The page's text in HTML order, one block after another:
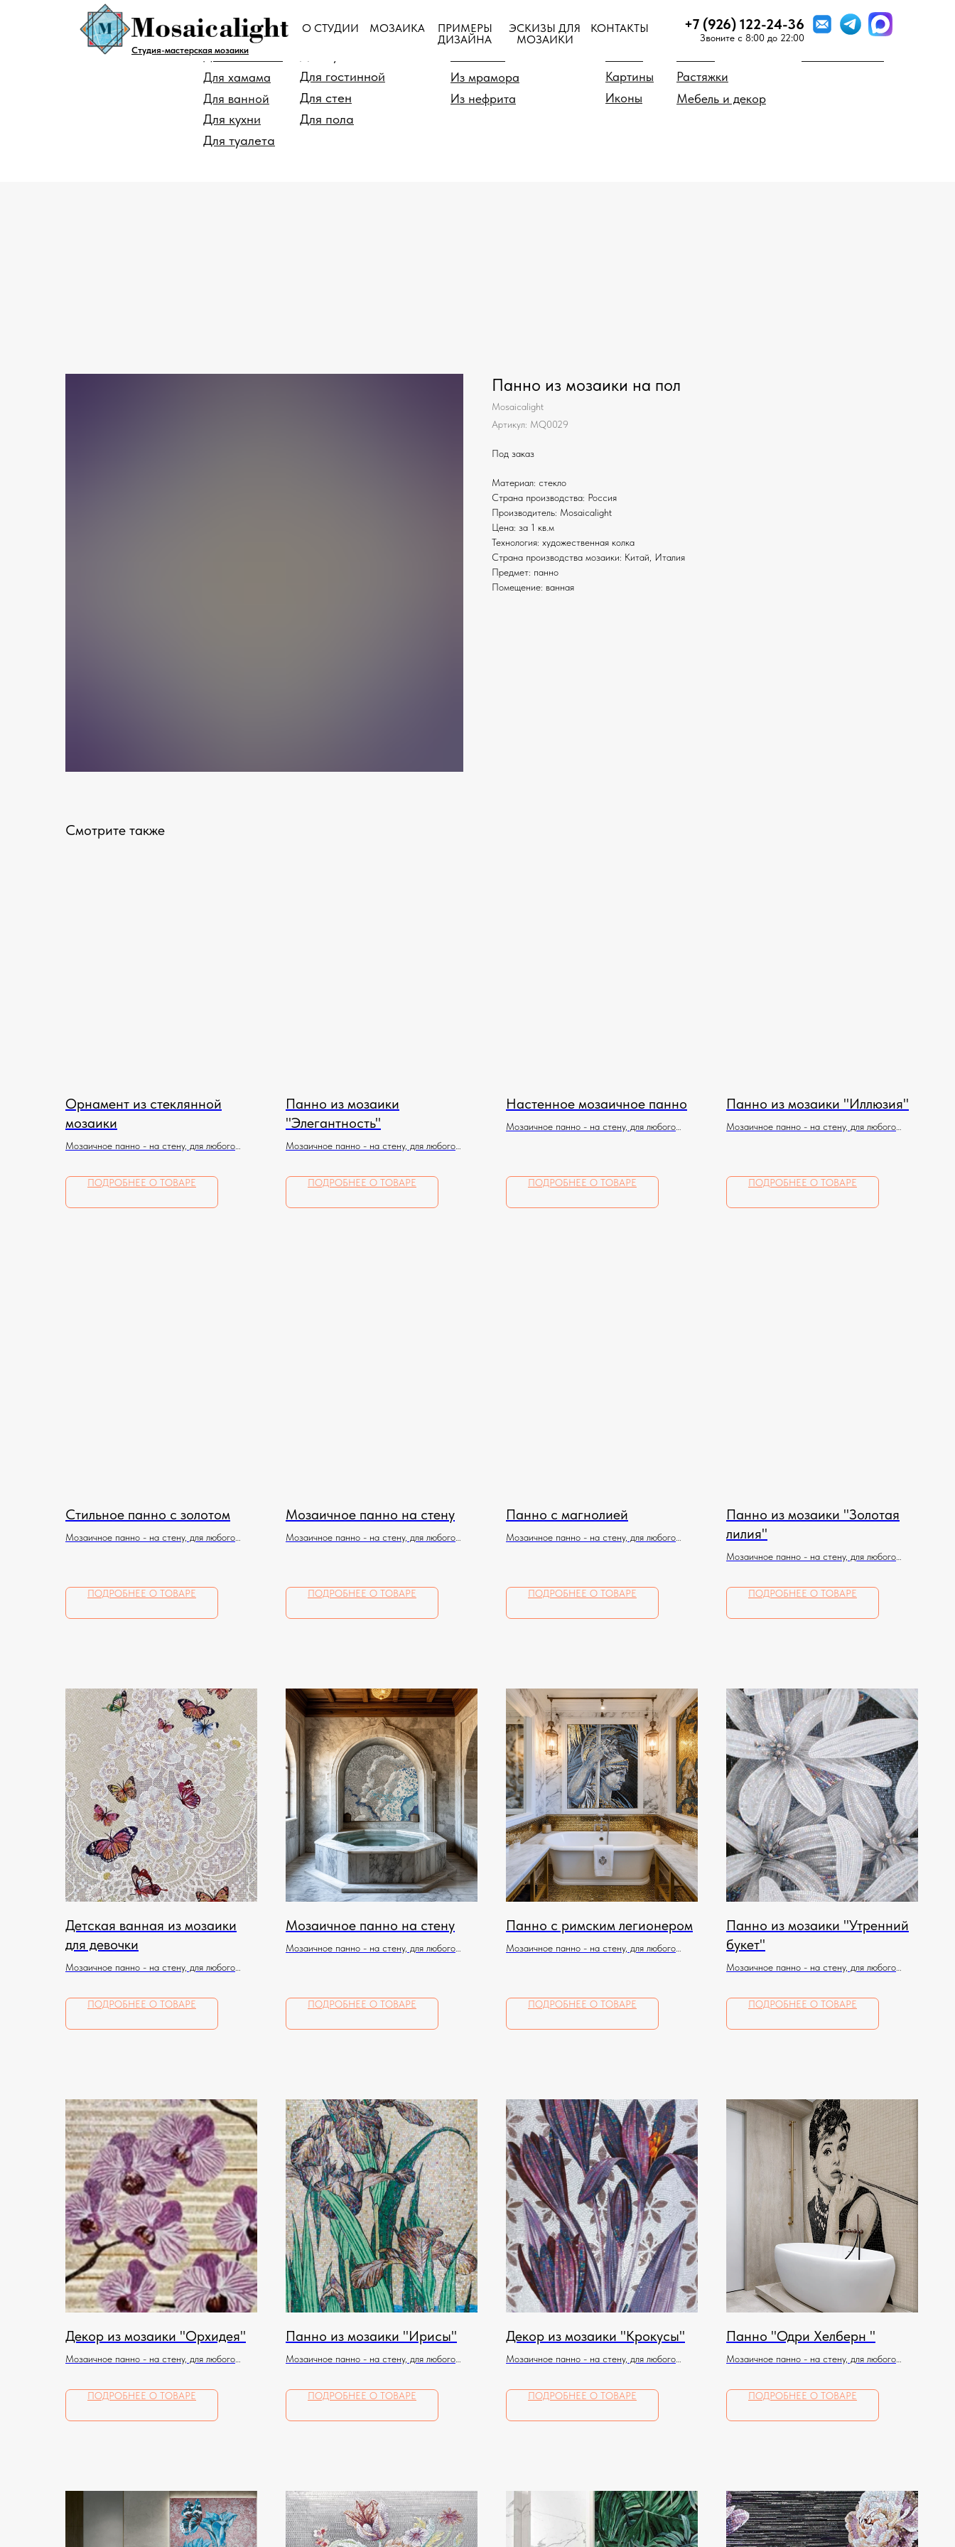
Звоните c 8:00 до 22:00
+7 (926) 122-24-36
МОЗАИКА
ПРИМЕРЫ
ДИЗАЙНА
ЭСКИЗЫ ДЛЯ
МОЗАИКИ
О СТУДИИ КОНТАКТЫ
Студия-мастерская мозаики
Стиль мозаики
Мебель и декор
Иконы
Картины
По предмету
Растяжки
По материалу
Из нефрита
Из мрамора
Для кухни
Для туалета
Для гостинной
Для стен
Для пола
Для хамама
Для ванной
Для бассейна
Для помещения
Панно из мозаики на пол
Mosaicalight
Артикул: MQ0029
Под заказ
Материал: стекло
Страна производства: Россия
Производитель: Mosaicalight
Цена: за 1 кв.м
Технология: художественная колка
Страна производства мозаики: Китай, Италия
Предмет: панно
Помещение: ванная
Смотрите также
Орнамент из стеклянной
мозаики
Мозаичное панно - на стену, для любого
ПОДРОБНЕЕ О ТОВАРЕ
Панно из мозаики
"Элегантность"
Мозаичное панно - на стену, для любого
ПОДРОБНЕЕ О ТОВАРЕ
Настенное мозаичное панно
Мозаичное панно - на стену, для любого
ПОДРОБНЕЕ О ТОВАРЕ
Панно из мозаики "Иллюзия"
Мозаичное панно - на стену, для любого
ПОДРОБНЕЕ О ТОВАРЕ
Стильное панно с золотом
Мозаичное панно - на стену, для любого
ПОДРОБНЕЕ О ТОВАРЕ
Мозаичное панно на стену
Мозаичное панно - на стену, для любого
ПОДРОБНЕЕ О ТОВАРЕ
Панно с магнолией
Мозаичное панно - на стену, для любого
ПОДРОБНЕЕ О ТОВАРЕ
Панно из мозаики "Золотая
лилия"
Мозаичное панно - на стену, для любого
ПОДРОБНЕЕ О ТОВАРЕ
Детская ванная из мозаики
для девочки
Мозаичное панно - на стену, для любого
ПОДРОБНЕЕ О ТОВАРЕ
Мозаичное панно на стену
Мозаичное панно - на стену, для любого
ПОДРОБНЕЕ О ТОВАРЕ
Панно с римским легионером
Мозаичное панно - на стену, для любого
ПОДРОБНЕЕ О ТОВАРЕ
Панно из мозаики "Утренний
букет"
Мозаичное панно - на стену, для любого
ПОДРОБНЕЕ О ТОВАРЕ
Декор из мозаики "Орхидея"
Мозаичное панно - на стену, для любого
ПОДРОБНЕЕ О ТОВАРЕ
Панно из мозаики "Ирисы"
Мозаичное панно - на стену, для любого
ПОДРОБНЕЕ О ТОВАРЕ
Декор из мозаики "Крокусы"
Мозаичное панно - на стену, для любого
ПОДРОБНЕЕ О ТОВАРЕ
Панно "Одри Хелберн "
Мозаичное панно - на стену, для любого
ПОДРОБНЕЕ О ТОВАРЕ